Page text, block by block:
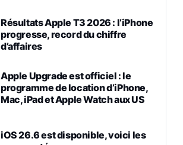
Résultats Apple T3 2026 : l’iPhone
progresse, record du chiffre
d’affaires
Apple Upgrade est officiel : le
programme de location d’iPhone,
Mac, iPad et Apple Watch aux US
iOS 26.6 est disponible, voici les